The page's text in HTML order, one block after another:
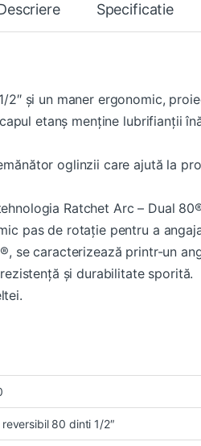
Specificatie
și un maner ergonomic,
etanș menține lubrifianții
oglinzii care ajută la
Ratchet Arc – Dual
pasde rotațiepentru a
se caracterizează printr-un
și durabilitate sporită.
80 dinti 1/2″